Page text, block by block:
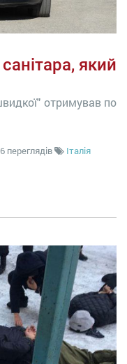
який
отримував по
переглядів
Італія